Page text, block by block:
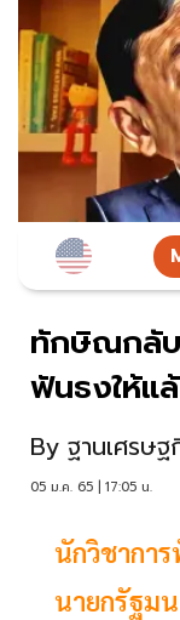
ทักษิณกลับ
ฟันธงให้แ
By ฐานเศรษ
05 ม.ค. 65 | 17:05 น.
นักวิชากา
นายกรัฐม